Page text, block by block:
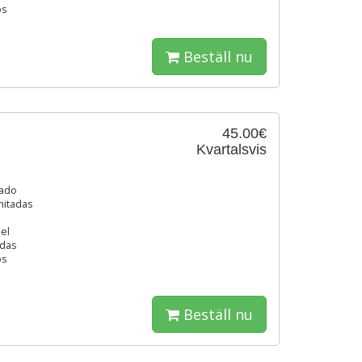
Beställ nu
45.00€
Kvartalsvis
Beställ nu